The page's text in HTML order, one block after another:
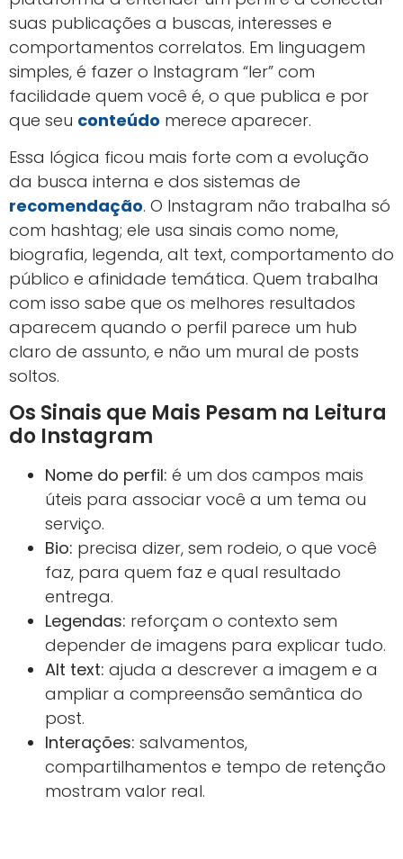
suas publicações a buscas, interesses e
comportamentos correlatos. Em linguagem
simples, é fazer o Instagram “ler” com
facilidade quem você é, o que publica e por
que seu conteúdo merece aparecer.
Essa lógica ficou mais forte com a evolução
da busca interna e dos sistemas de
recomendação. O Instagram não trabalha só
com hashtag; ele usa sinais como nome,
biografia, legenda, alt text, comportamento do
público e afinidade temática. Quem trabalha
com isso sabe que os melhores resultados
aparecem quando o perfil parece um hub
claro de assunto, e não um mural de posts
soltos.
Os Sinais que Mais Pesam na Leitura
do Instagram
Nome do perfil: é um dos campos mais
úteis para associar você a um tema ou
serviço.
Bio: precisa dizer, sem rodeio, o que você
faz, para quem faz e qual resultado
entrega.
Legendas: reforçam o contexto sem
depender de imagens para explicar tudo.
Alt text: ajuda a descrever a imagem e a
ampliar a compreensão semântica do
post.
Interações: salvamentos,
compartilhamentos e tempo de retenção
mostram valor real.